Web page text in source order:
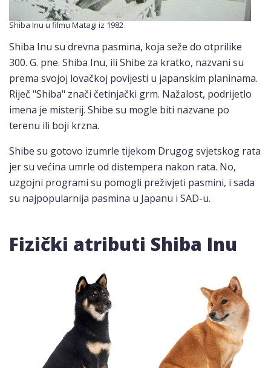
Shiba Inu u filmu Matagi iz 1982
Shiba Inu su drevna pasmina, koja seže do otprilike
300. G. pne. Shiba Inu, ili Shibe za kratko, nazvani su
prema svojoj lovačkoj povijesti u japanskim planinama.
Riječ "Shiba" znači četinjački grm. Nažalost, podrijetlo
imena je misterij. Shibe su mogle biti nazvane po
terenu ili boji krzna.
Shibe su gotovo izumrle tijekom Drugog svjetskog rata
jer su većina umrle od distempera nakon rata. No,
uzgojni programi su pomogli preživjeti pasmini, i sada
su najpopularnija pasmina u Japanu i SAD-u.
Fizički atributi Shiba Inu